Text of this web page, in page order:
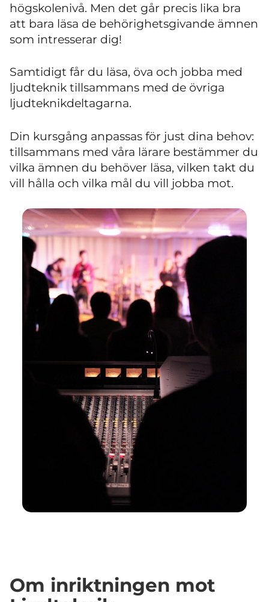
högskolenivå. Men det går precis lika bra
att bara läsa de behörighetsgivande ämnen
som intresserar dig!
Samtidigt får du läsa, öva och jobba med
ljudteknik tillsammans med de övriga
ljudteknikdeltagarna.
Din kursgång anpassas för just dina behov:
tillsammans med våra lärare bestämmer du
vilka ämnen du behöver läsa, vilken takt du
vill hålla och vilka mål du vill jobba mot.
Om inriktningen mot